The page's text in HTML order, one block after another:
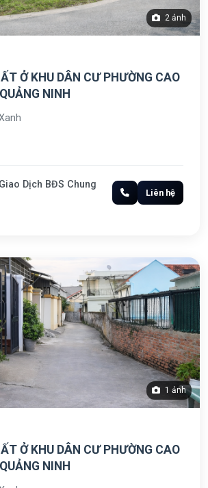
2 ảnh
Ở KHU DÂN CƯ PHƯỜNG CAO
NINH
Dịch BĐS Chung
Liên hệ
1 ảnh
Ở KHU DÂN CƯ PHƯỜNG CAO
NINH